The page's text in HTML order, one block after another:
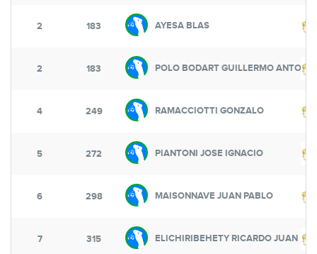
2 183 AYESA BLAS
2 183 POLO BODART GUILLERMO ANTONIO
4 249 RAMACCIOTTI GONZALO
5 272 PIANTONI JOSE IGNACIO
6 298 MAISONNAVE JUAN PABLO
7 315 ELICHIRIBEHETY RICARDO JUAN